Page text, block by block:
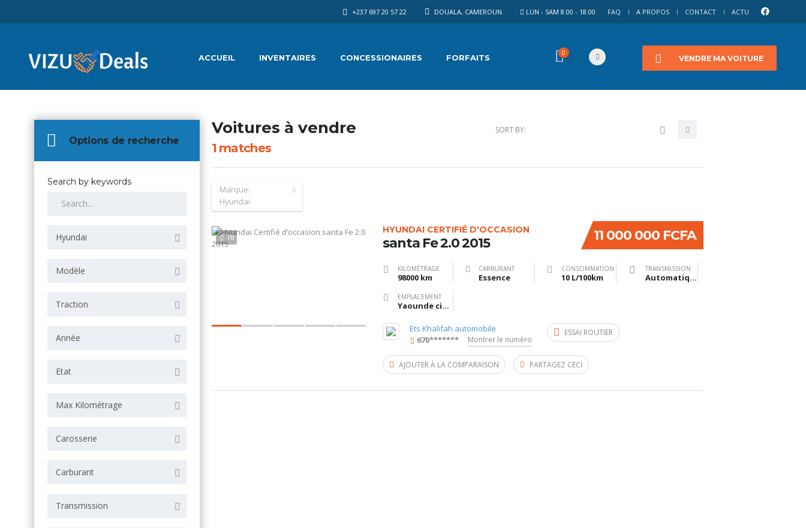
FAQ A PROPOS CONTACT ACTU
LUN - SAM 8.00 - 18.00
DOUALA, CAMEROUN
+237 697 20 57 22
VENDRE MA VOITURE
0
ACCUEIL INVENTAIRES CONCESSIONAIRES FORFAITS
Options de recherche
Search by keywords
Hyundai
Modèle
Traction
Année
Etat
Max Kilométrage
Carosserie
Carburant
Transmission
Voitures à vendre SORT BY:
1 matches
Marque:
Hyundai
10 11 000 000 FCFA
HYUNDAI CERTIFIÉ D'OCCASION
santa Fe 2.0 2015
KILOMÉTRAGE
98000 km
CARBURANT
Essence
CONSOMMATION
10 L/100km
TRANSMISSION
Automatique
EMPLACEMENT
Yaounde cité verte
Ets Khalifah automobile
670*******
Montrer le numéro
ESSAI ROUTIER
AJOUTER À LA COMPARAISON PARTAGEZ CECI